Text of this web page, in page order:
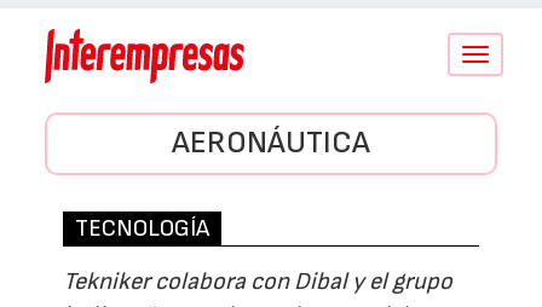
Conmutar
AERONÁUTICA
TECNOLOGÍA
Tekniker colabora con Dibal y el grupo